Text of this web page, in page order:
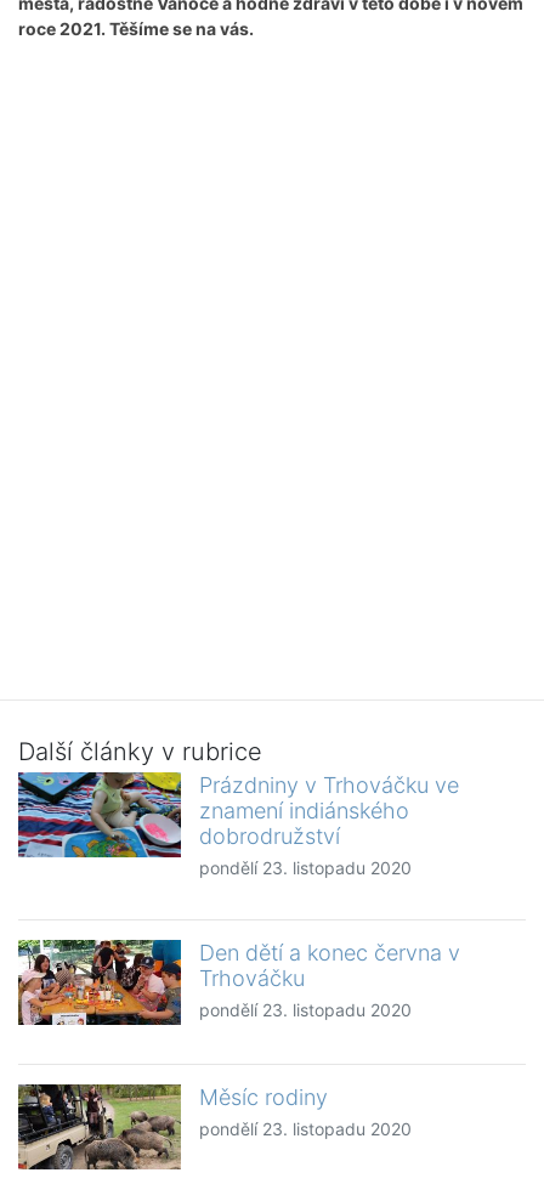
roce 2021. Těšíme se na vás.
Další články v rubrice
Prázdniny v Trhováčku ve
znamení indiánského
dobrodružství
pondělí 23. listopadu 2020
Den dětí a konec června v
Trhováčku
pondělí 23. listopadu 2020
Měsíc rodiny
pondělí 23. listopadu 2020